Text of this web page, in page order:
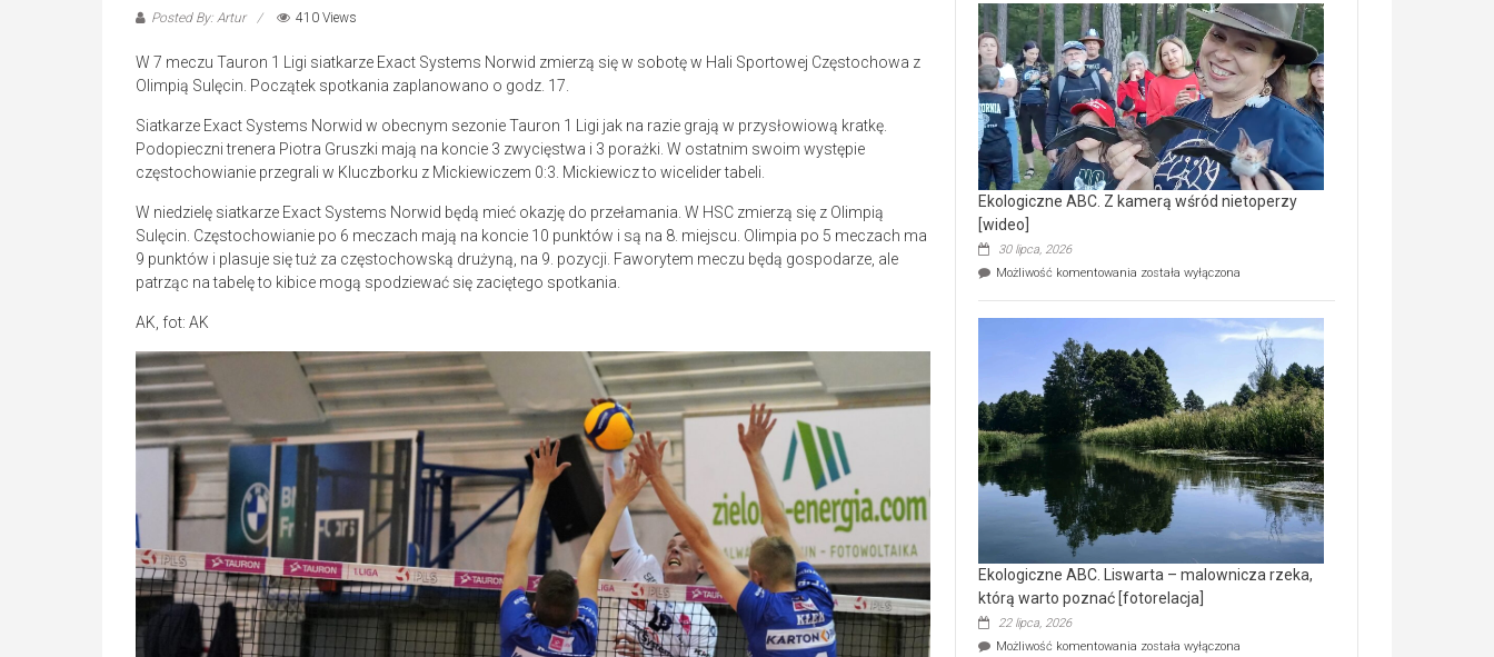
Posted By: Artur 410 Views
W 7 meczu Tauron 1 Ligi siatkarze Exact Systems Norwid zmierzą się w sobotę w Hali Sportowej Częstochowa z
Olimpią Sulęcin. Początek spotkania zaplanowano o godz. 17.
Siatkarze Exact Systems Norwid w obecnym sezonie Tauron 1 Ligi jak na razie grają w przysłowiową kratkę.
Podopieczni trenera Piotra Gruszki mają na koncie 3 zwycięstwa i 3 porażki. W ostatnim swoim występie
częstochowianie przegrali w Kluczborku z Mickiewiczem 0:3. Mickiewicz to wicelider tabeli.
W niedzielę siatkarze Exact Systems Norwid będą mieć okazję do przełamania. W HSC zmierzą się z Olimpią
Sulęcin. Częstochowianie po 6 meczach mają na koncie 10 punktów i są na 8. miejscu. Olimpia po 5 meczach ma
9 punktów i plasuje się tuż za częstochowską drużyną, na 9. pozycji. Faworytem meczu będą gospodarze, ale
patrząc na tabelę to kibice mogą spodziewać się zaciętego spotkania.
AK, fot: AK
–
prawdziwy
skarb
natury
[wideo]
Ekologiczne ABC. Z kamerą wśród nietoperzy
[wideo]
30 lipca, 2026
Możliwość komentowania Ekologiczne
wśród
nietoperzy
[wideo]
została wyłączona
Ekologiczne ABC. Liswarta – malownicza rzeka,
którą warto poznać [fotorelacja]
22 lipca, 2026
Możliwość komentowania Ekologiczne
została wyłączona